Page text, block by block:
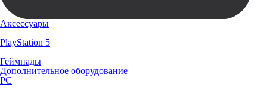
Аксессуары
PlayStation 5
Геймпады
Дополнительное оборудование
PC